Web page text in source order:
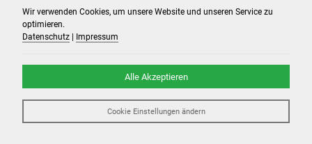
Suchen
Billigflüge und Reisen- Alle Rechte reserviert. -
powered by ATeO-Travel
Wir verwenden Cookies, um unsere Website und unseren Service zu
optimieren.
Datenschutz
Impressum
Alle Akzeptieren
Cookie Einstellungen ändern